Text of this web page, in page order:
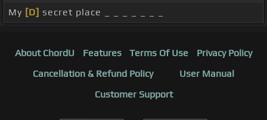
My [D] secret place _ _ _ _ _ _ _
About ChordU Features Terms Of Use
Privacy Policy
Cancellation & Refund Policy
User Manual
Customer Support